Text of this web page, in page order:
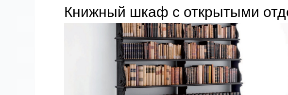
Книжный шкаф с открытыми